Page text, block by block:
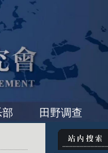
田野调查